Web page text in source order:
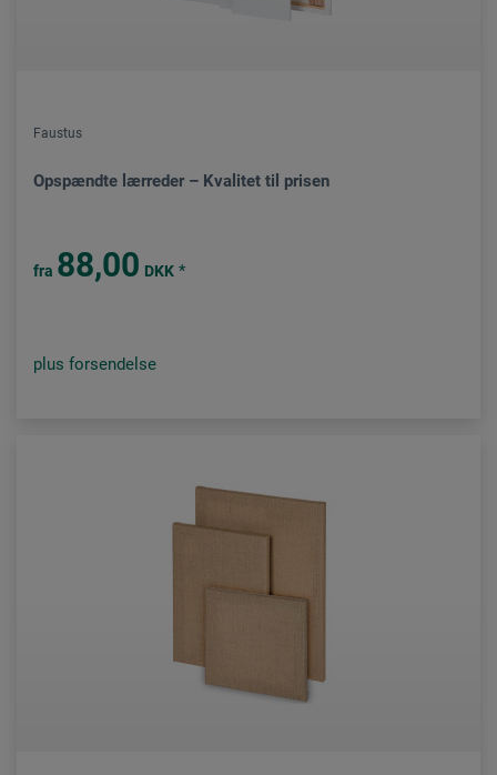
Faustus
Opspændte lærreder – Kvalitet til prisen
fra 88,00 DKK *
plus forsendelse